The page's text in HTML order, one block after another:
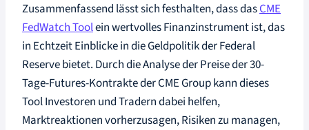
Zusammenfassend lässt sich festhalten, dass dasCME
FedWatch Toolein wertvolles Finanzinstrument ist, das
in Echtzeit Einblicke in die Geldpolitik der Federal
Reserve bietet. Durch die Analyse der Preise der 30-
Tage-Futures-Kontrakte der CME Group kann dieses
Tool Investoren und Tradern dabei helfen,
Marktreaktionen vorherzusagen, Risiken zu managen,